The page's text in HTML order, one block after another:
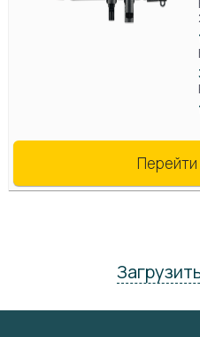
Перейти